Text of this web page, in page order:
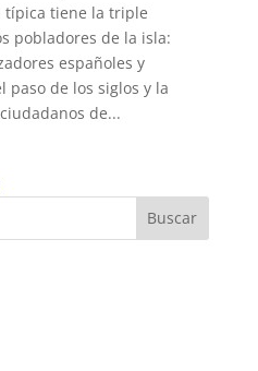
típica tiene la triple
pobladores de la isla:
españoles y
paso de los siglos y la
de...
Buscar